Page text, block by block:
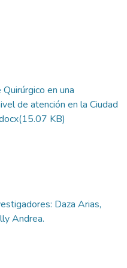
en una
de atención en la Ciudad
(15.07 KB)
Daza Arias,
Andrea.